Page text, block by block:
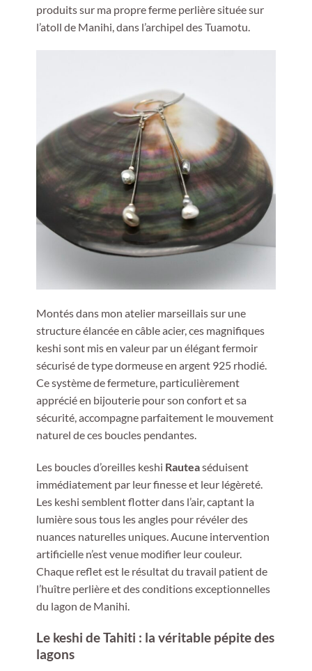
produits sur ma propre ferme perlière située sur
l’atoll de Manihi, dans l’archipel des Tuamotu.
Montés dans mon atelier marseillais sur une
structure élancée en câble acier, ces magnifiques
keshi sont mis en valeur par un élégant fermoir
sécurisé de type dormeuse en argent 925 rhodié.
Ce système de fermeture, particulièrement
apprécié en bijouterie pour son confort et sa
sécurité, accompagne parfaitement le mouvement
naturel de ces boucles pendantes.
Les boucles d’oreilles keshi Rauteaséduisent
immédiatement par leur finesse et leur légèreté.
Les keshi semblent flotter dans l’air, captant la
lumière sous tous les angles pour révéler des
nuances naturelles uniques. Aucune intervention
artificielle n’est venue modifier leur couleur.
Chaque reflet est le résultat du travail patient de
l’huître perlière et des conditions exceptionnelles
du lagon de Manihi.
Le keshi de Tahiti : la véritable pépite des
lagons